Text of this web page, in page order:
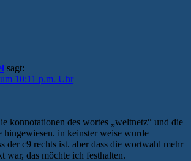
sagt:
10:11 p.m. Uhr
konnotationen des wortes „weltnetz“ und die
hingewiesen. in keinster weise wurde
der c9 rechts ist. aber dass die wortwahl mehr
war, das möchte ich festhalten.